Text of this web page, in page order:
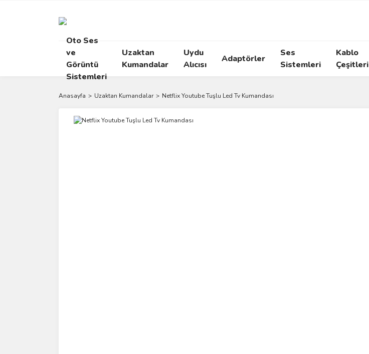
Oto Ses
ve
Görüntü
Sistemleri
Uzaktan
Kumandalar
Uydu
Alıcısı
Adaptörler
Ses
Sistemleri
Kablo
Çeşitleri
Anasayfa Uzaktan Kumandalar Netflix Youtube Tuşlu Led Tv Kumandası